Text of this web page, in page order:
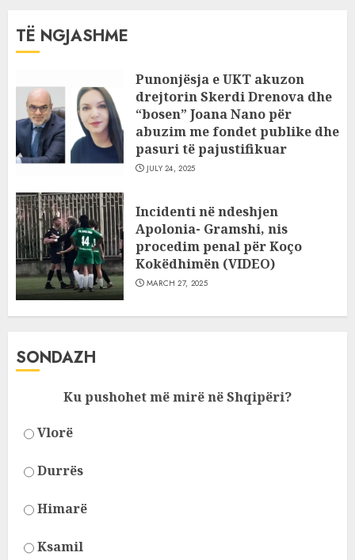
TË NGJASHME
Punonjësja e UKT akuzon
drejtorin Skerdi Drenova dhe
“bosen” Joana Nano për
abuzim me fondet publike dhe
pasuri të pajustifikuar
JULY 24, 2025
Incidenti në ndeshjen
Apolonia- Gramshi, nis
procedim penal për Koço
Kokëdhimën (VIDEO)
MARCH 27, 2025
SONDAZH
Ku pushohet më mirë në Shqipëri?
Vlorë
Durrës
Himarë
Ksamil